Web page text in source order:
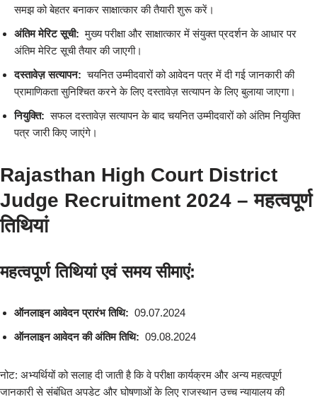
समझ को बेहतर बनाकर साक्षात्कार की तैयारी शुरू करें।
अंतिम मेरिट सूची: मुख्य परीक्षा और साक्षात्कार में संयुक्त प्रदर्शन के आधार पर
अंतिम मेरिट सूची तैयार की जाएगी।
दस्तावेज़ सत्यापन: चयनित उम्मीदवारों को आवेदन पत्र में दी गई जानकारी की
प्रामाणिकता सुनिश्चित करने के लिए दस्तावेज़ सत्यापन के लिए बुलाया जाएगा।
नियुक्ति: सफल दस्तावेज़ सत्यापन के बाद चयनित उम्मीदवारों को अंतिम नियुक्ति
पत्र जारी किए जाएंगे।
Rajasthan High Court District
Judge Recruitment 2024 – महत्वपूर्ण
तिथियां
महत्वपूर्ण तिथियां एवं समय सीमाएं:
ऑनलाइन आवेदन प्रारंभ तिथि: 09.07.2024
ऑनलाइन आवेदन की अंतिम तिथि: 09.08.2024
नोट: अभ्यर्थियों को सलाह दी जाती है कि वे परीक्षा कार्यक्रम और अन्य महत्वपूर्ण
जानकारी से संबंधित अपडेट और घोषणाओं के लिए राजस्थान उच्च न्यायालय की